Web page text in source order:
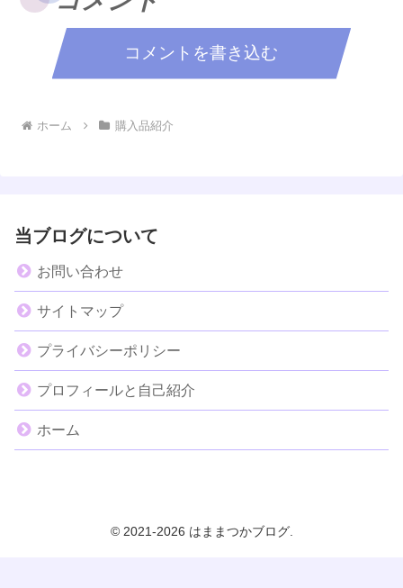
コメントを書き込む
ホーム 購入品紹介
当ブログについて
お問い合わせ
サイトマップ
プライバシーポリシー
プロフィールと自己紹介
ホーム
© 2021-2026 はままつかブログ.